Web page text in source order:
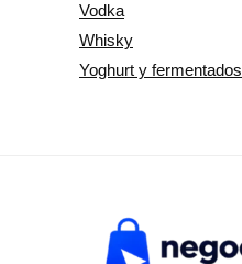
Vodka
Whisky
Yoghurt y fermentados